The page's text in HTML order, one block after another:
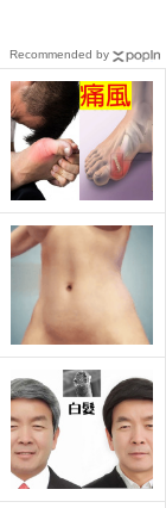
Recommended by